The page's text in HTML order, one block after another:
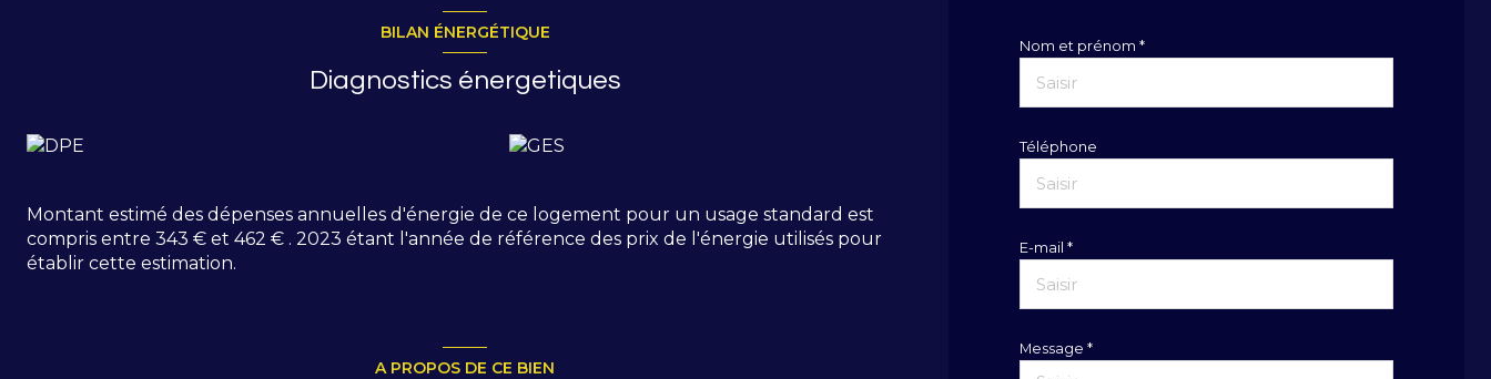
Parfaitement situé pour profiter de la montagne été comme hiver, ce studio est une excellente
résidence secondaire, uninvestissement locatif
superbe vue sur les montagnes, salle de bains, wc indépendant, casier à skis, parking extérieur
copropriété.
BILAN ÉNERGÉTIQUE
Diagnostics énergetiques
Montant estimé des dépenses annuelles d'énergie de ce logement pour un usage standard est
compris entre 343 € et 462 € . 2023 étant l'année de référence des prix de l'énergie utilisés pour
établir cette estimation.
A PROPOS DE CE BIEN
Nom et prénom *
Téléphone
E-mail *
Message *